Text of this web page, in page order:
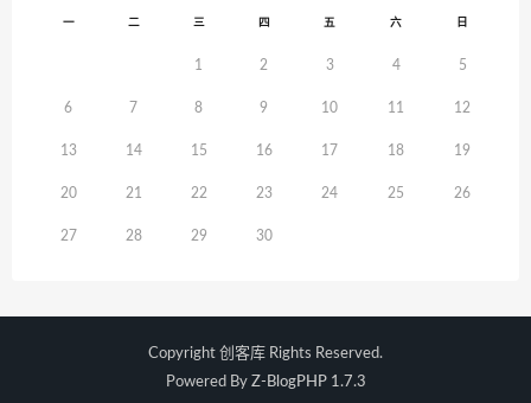
一 二 三 四 五 六 日
1 2 3 4 5
6 7 8 9 10 11 12
13 14 15 16 17 18 19
20 21 22 23 24 25 26
27 28 29 30
Copyright 创客库 Rights Reserved.
Powered By Z-BlogPHP 1.7.3